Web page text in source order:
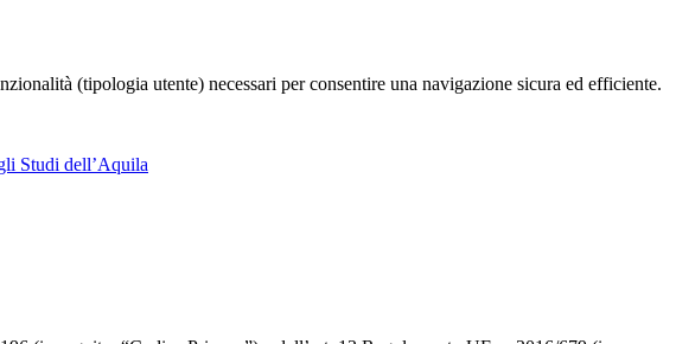
(tipologia utente) necessari per consentire una navigazione sicura ed efficiente.
Studi dell’Aquila